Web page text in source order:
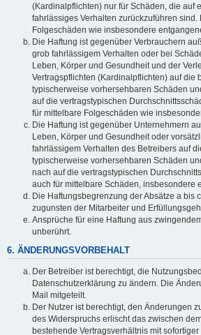
(Kardinalpflichten) nur für Schäden, die auf
fahrlässiges Verhalten zurückzuführen sind.
Folgeschäden wie insbesondere
Die Haftung ist gegenüber Verbrauchern
grob fahrlässigem Verhalten oder bei
Leben, Körper und Gesundheit und der
Vertragspflichten (Kardinalpflichten) auf die
typischerweise vorhersehbaren Schäden
auf die vertragstypischen
für mittelbare Folgeschäden wie
Die Haftung ist gegenüber Unternehmern
Leben, Körper und Gesundheit oder
fahrlässigem Verhalten des Betreibers auf
typischerweise vorhersehbaren Schäden
nach auf die vertragstypischen
auch für mittelbare Schäden, insbesondere
Die Haftungsbegrenzung der Absätze a bis
zugunsten der Mitarbeiter und
Ansprüche für eine Haftung aus
unberührt.
6. ÄNDERUNGSVORBEHALT
Der Betreiber ist berechtigt, die
Datenschutzerklärung zu ändern. Die
Mail mitgeteilt.
Der Nutzer ist berechtigt, den Änderungen
des Widerspruchs erlischt das zwischen
bestehende Vertragsverhältnis mit sofortiger